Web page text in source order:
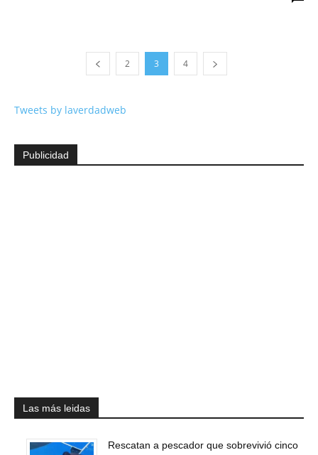
2 3 4
Tweets by laverdadweb
Publicidad
Las más leidas
Rescatan a pescador que sobrevivió cinco